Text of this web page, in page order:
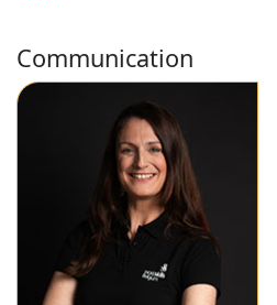
Communication